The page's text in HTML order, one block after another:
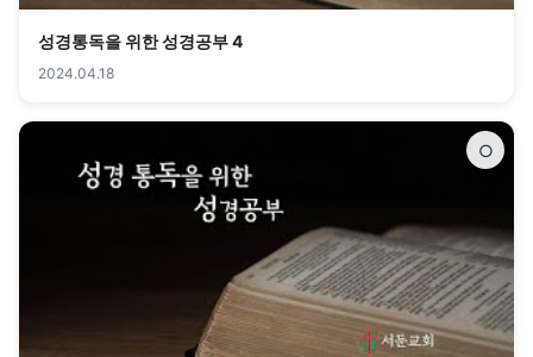
성경통독을 위한 성경공부 4
2024.04.18
○